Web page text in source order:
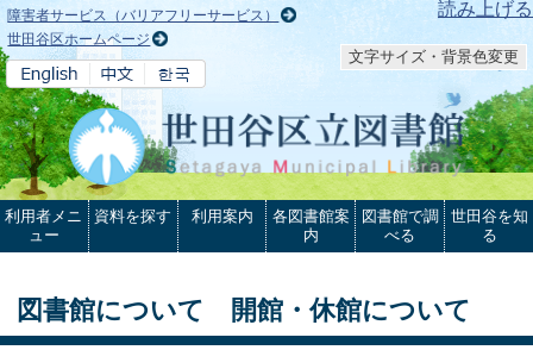
本文へ 読み上げる
障害者サービス（バリアフリーサービス）
世田谷区ホームページ
文字サイズ・背景色変更
利用者メニ
ュー
資料を探す 利用案内
各図書館案
内
図書館で調
べる
世田谷を知
る
図書館について 開館・休館について